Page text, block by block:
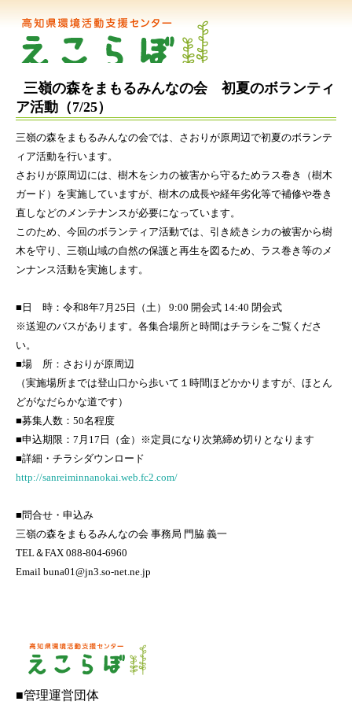
三嶺の森をまもるみんなの会 初夏のボランティ
ア活動（7/25）
三嶺の森をまもるみんなの会では、さおりが原周辺で初夏のボランテ
ィア活動を行います。
さおりが原周辺には、樹木をシカの被害から守るためラス巻き（樹木
ガード）を実施していますが、樹木の成長や経年劣化等で補修や巻き
直しなどのメンテナンスが必要になっています。
このため、今回のボランティア活動では、引き続きシカの被害から樹
木を守り、三嶺山域の自然の保護と再生を図るため、ラス巻き等のメ
ンナンス活動を実施します。
■日 時：令和8年7月25日（土） 9:00 開会式 14:40 閉会式
※送迎のバスがあります。各集合場所と時間はチラシをご覧くださ
い。
■場 所：さおりが原周辺
（実施場所までは登山口から歩いて１時間ほどかかりますが、ほとん
どがなだらかな道です）
■募集人数：50名程度
■申込期限：7月17日（金）※定員になり次第締め切りとなります
■詳細・チラシダウンロード
http://sanreiminnanokai.web.fc2.com/
■問合せ・申込み
三嶺の森をまもるみんなの会 事務局 門脇 義一
TEL＆FAX 088-804-6960
Email buna01@jn3.so-net.ne.jp
■管理運営団体